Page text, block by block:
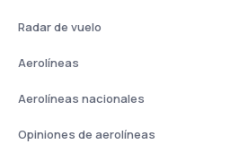
Radar de vuelo
Aerolíneas
Aerolíneas nacionales
Opiniones de aerolíneas